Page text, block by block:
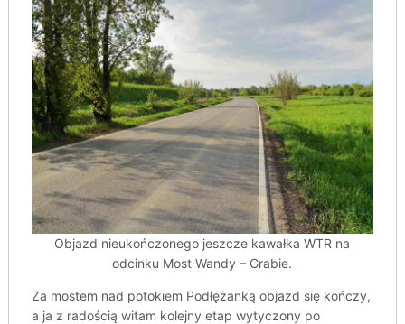
Objazd nieukończonego jeszcze kawałka WTR na
odcinku Most Wandy – Grabie.
Za mostem nad potokiem Podłężanką objazd się kończy,
a ja z radością witam kolejny etap wytyczony po